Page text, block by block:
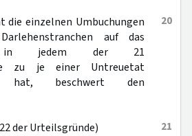
20
die einzelnen Umbuchungen
auf das
in jedem der 21
zu je einer Untreuetat
hat, beschwert den
21
der Urteilsgründe)